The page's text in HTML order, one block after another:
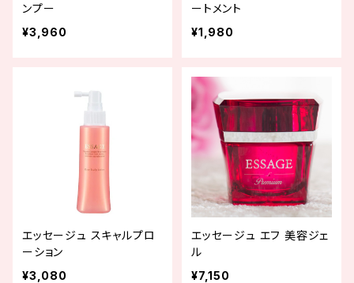
ンプー
¥3,960
ートメント
¥1,980
エッセージュ スキャルプロ
ーション
¥3,080
エッセージュ エフ 美容ジェ
ル
¥7,150